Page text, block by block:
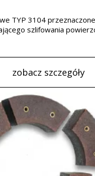
TYP 3104
szlifowania
zobacz szczegóły